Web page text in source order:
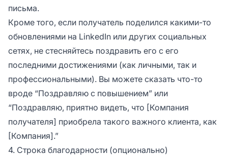
письма.
Кроме того, если получатель поделился какими-то
обновлениями на LinkedIn или других социальных
сетях, не стесняйтесь поздравить его с его
последними достижениями (как личными, так и
профессиональными). Вы можете сказать что-то
вроде “Поздравляю с повышением” или
“Поздравляю, приятно видеть, что [Компания
получателя] приобрела такого важного клиента, как
[Компания].”
4. Строка благодарности (опционально)